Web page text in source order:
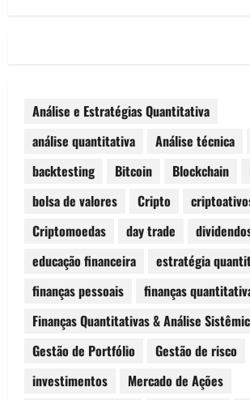
Análise e Estratégias Quantitativa
análise quantitativa
Análise técnica
backtesting
Bitcoin Blockchain
bolsa de valores
Cripto
Criptomoedas
day trade
educação financeira
estratégia
finanças pessoais
finanças
Finanças Quantitativas & Análise
Gestão de Portfólio
Gestão de risco
investimentos
Mercado de Ações